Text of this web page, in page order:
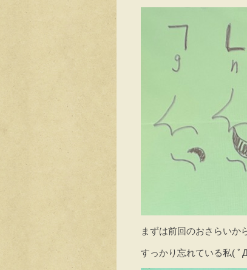
まずは前回のおさらいか
すっかり忘れている私(